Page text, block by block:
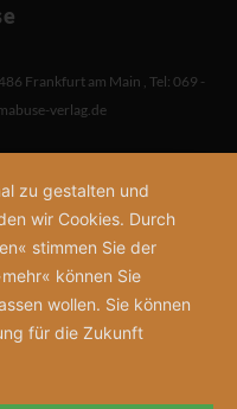
Frankfurt am Main , Tel: 069 -
verlag.de
zu gestalten und
wir Cookies. Durch
stimmen Sie der
können Sie
wollen. Sie können
für die Zukunft